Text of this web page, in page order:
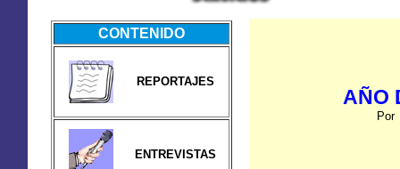
CONTENIDO
REPORTAJES
ENTREVISTAS
AÑO
Por